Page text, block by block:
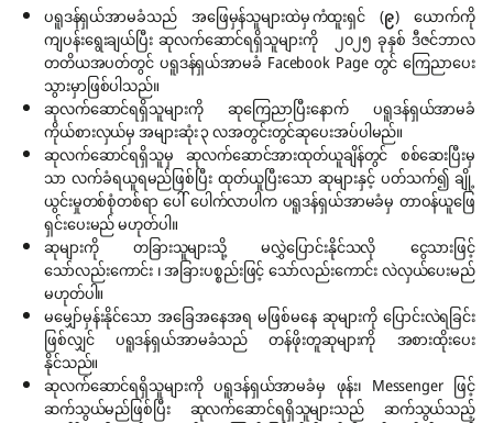
ပရူဒန်ရှယ်အာမခံသည် အဖြေမှန်သူများထဲမှ ကံထူးရှင် (၉) ယောက်ကို
ကျပန်းရွေးချယ်ပြီး ဆုလက်ဆောင်ရရှိသူများကို ၂၀၂၅ ခုနှစ် ဒီဇင်ဘာလ
တတိယအပတ်တွင် ပရူဒန်ရှယ်အာမခံ Facebook Page တွင် ကြေညာပေး
သွားမှာဖြစ်ပါသည်။
ဆုလက်ဆောင်ရရှိသူများကို ဆုကြေညာပြီးနောက် ပရူဒန်ရှယ်အာမခံ
ကိုယ်စားလှယ်မှ အများဆုံး ၃ လအတွင်းတွင်ဆုပေးအပ်ပါမည်။
ဆုလက်ဆောင်ရရှိသူမှ ဆုလက်ဆောင်အားထုတ်ယူချိန်တွင် စစ်ဆေးပြီးမှ
သာ လက်ခံရယူရမည်ဖြစ်ပြီး ထုတ်ယူပြီးသော ဆုများနှင့် ပတ်သက်၍ ချို့
ယွင်းမှုတစ်စုံတစ်ရာ ပေါ် ပေါက်လာပါက ပရူဒန်ရှယ်အာမခံမှ တာဝန်ယူဖြေ
ရှင်းပေးမည် မဟုတ်ပါ။
ဆုများကို တခြားသူများသို့ မလွှဲပြောင်းနိုင်သလို ငွေသားဖြင့်
သော်လည်းကောင်း ၊ အခြားပစ္စည်းဖြင့် သော်လည်းကောင်း လဲလှယ်ပေးမည်
မဟုတ်ပါ။
မမျှော်မှန်းနိုင်သော အခြေအနေအရ မဖြစ်မနေ ဆုများကို ပြောင်းလဲရခြင်း
ဖြစ်လျှင် ပရူဒန်ရှယ်အာမခံသည် တန်ဖိုးတူဆုများကို အစားထိုးပေး
နိုင်သည်။
ဆုလက်ဆောင်ရရှိသူများကို ပရူဒန်ရှယ်အာမခံမှ ဖုန်း၊ Messenger ဖြင့်
ဆက်သွယ်မည်ဖြစ်ပြီး ဆုလက်ဆောင်ရရှိသူများသည် ဆက်သွယ်သည့်